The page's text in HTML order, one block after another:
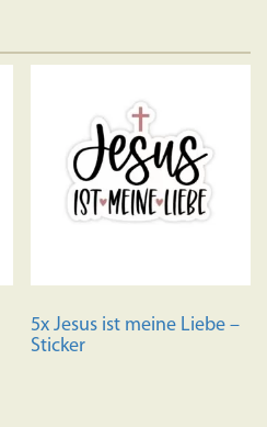
5x Jesus ist meine Liebe –
Sticker